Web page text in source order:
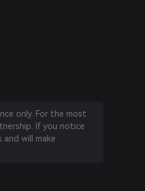
only. For the most
If you notice
will make